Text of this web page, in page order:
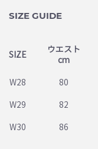
SIZE GUIDE
SIZE
ウエスト
cm
W28 80
W29 82
W30 86